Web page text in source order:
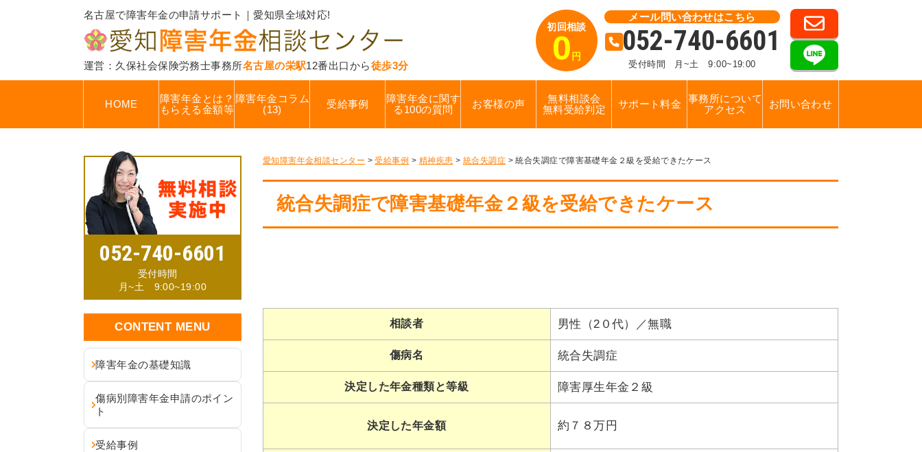
名古屋で障害年金の申請サポート｜愛知県全域対応!
運営：久保社会保険労務士事務所名古屋の栄駅12番出口から徒歩3分
初回相談
0円
メール問い合わせはこちら
052-740-6601
受付時間 月~土 9:00~19:00
HOME
障害年金とは？
もらえる金額等
障害年金コラム
(13)
受給事例
障害年金に関す
る100の質問
お客様の声
無料相談会
無料受給判定
サポート料金
事務所について
アクセス
お問い合わせ
052-740-6601
受付時間
月~土 9:00~19:00
CONTENT MENU
障害年金の基礎知識
傷病別障害年金申請のポイン
ト
受給事例
愛知障害年金相談センター >受給事例 > 精神疾患 > 統合失調症 >統合失調症で障害基礎年金２級を受給できたケース
統合失調症で障害基礎年金２級を受給できたケース
相談者 男性（2０代）／無職
傷病名 統合失調症
決定した年金種類と等級 障害厚生年金２級
決定した年金額 約７８万円